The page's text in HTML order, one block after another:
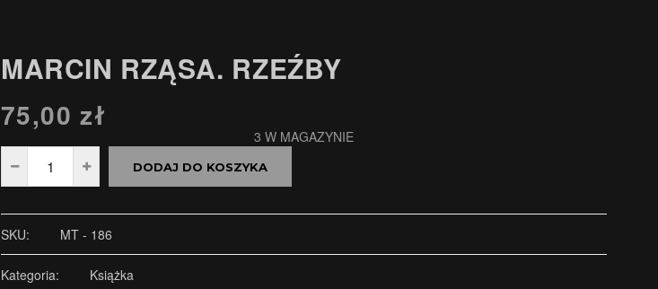
MARCIN RZĄSA. RZEŹBY
75,00zł
3 W MAGAZYNIE
DODAJ DO KOSZYKA
SKU: MT - 186
Kategoria: Książka